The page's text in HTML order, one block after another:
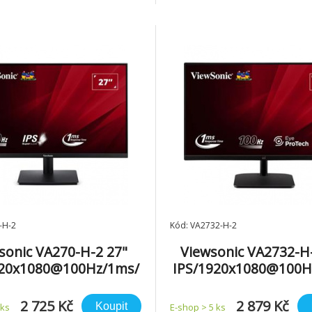
H-2
VA270-H-2 27"
1ms/
2 725 Kč Koupit
Kód: VA2732-H-2
Viewsonic VA2732-
IPS/
E-shop > 5 ks 2 879 Kč